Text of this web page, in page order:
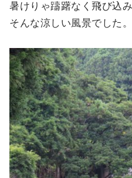
暑けりゃ躊躇なく飛び込
そんな涼しい風景でした。